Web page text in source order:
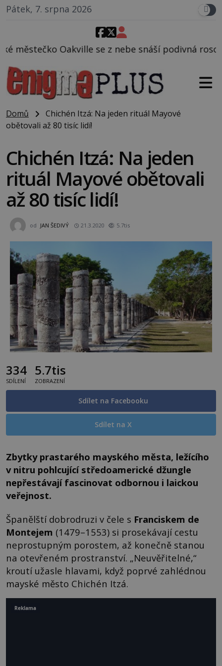
Pátek, 7. srpna 2026
se z nebe snáší podivná rosolovitá látka
Domů
Chichén Itzá: Na jeden rituál Mayové
obětovali až 80 tisíc lidí!
Chichén Itzá: Na jeden
rituál Mayové obětovali
až 80 tisíc lidí!
od JAN ŠEDIVÝ 21.3.2020 5.7tis
334
SDÍLENÍ
5.7tis
ZOBRAZENÍ
Sdílet na Facebooku
Sdílet na X
Zbytky prastarého mayského města, ležícího
v nitru pohlcující středoamerické džungle
nepřestávají fascinovat odbornou i laickou
veřejnost.
Španělští dobrodruzi v čele s Franciskem de
Montejem (1479–1553) si prosekávají cestu
neprostupným porostem, až konečně stanou
na otevřeném prostranství. „Neuvěřitelné,“
kroutí užasle hlavami, když poprvé zahlédnou
mayské město Chichén Itzá.
Reklama